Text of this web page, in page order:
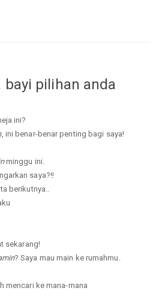
pilihan anda
ini?
, ini benar-benar penting bagi saya!
minggu ini.
saya?!!
berikutnya..
sekarang!
? Saya mau main ke rumahmu.
mencari ke mana-mana